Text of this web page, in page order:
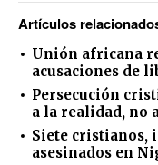
Artículos
Unión africana
acusaciones de
Persecución
a la realidad, no
Siete cristianos,
asesinados en